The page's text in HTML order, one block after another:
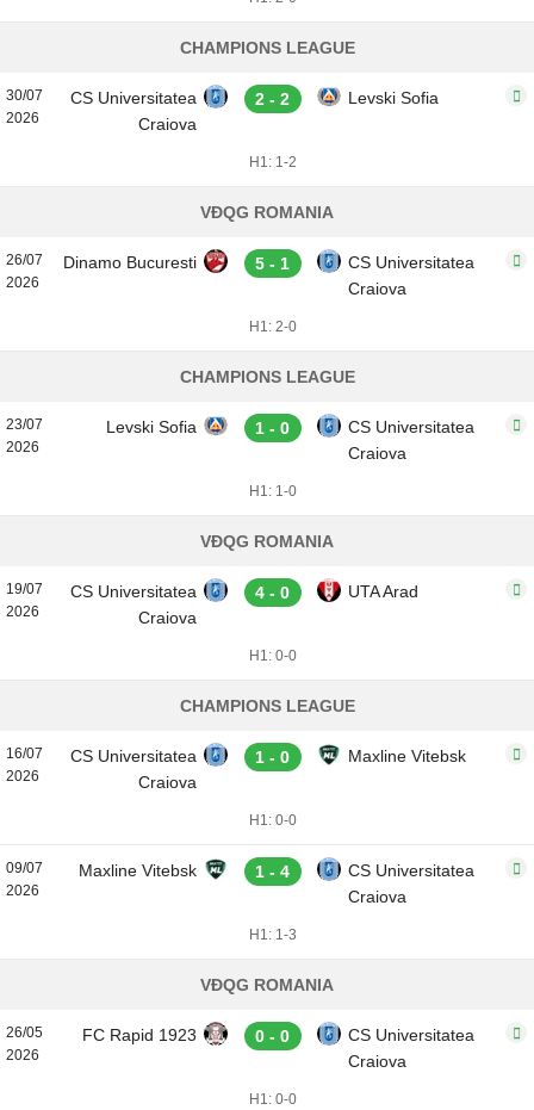
CHAMPIONS LEAGUE
30/07
2026
CS Universitatea
Craiova
2 - 2 Levski Sofia
H1: 1-2
VĐQG ROMANIA
26/07
2026
Dinamo Bucuresti 5 - 1
CS Universitatea
Craiova
H1: 2-0
CHAMPIONS LEAGUE
23/07
2026
Levski Sofia 1 - 0
CS Universitatea
Craiova
H1: 1-0
VĐQG ROMANIA
19/07
2026
CS Universitatea
Craiova
4 - 0 UTA Arad
H1: 0-0
CHAMPIONS LEAGUE
16/07
2026
CS Universitatea
Craiova
1 - 0 Maxline Vitebsk
H1: 0-0
09/07
2026
Maxline Vitebsk 1 - 4
CS Universitatea
Craiova
H1: 1-3
VĐQG ROMANIA
26/05
2026
FC Rapid 1923 0 - 0
CS Universitatea
Craiova
H1: 0-0